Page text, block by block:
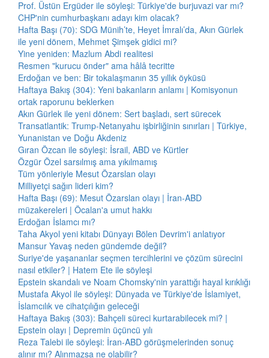
Prof. Üstün Ergüder ile söyleşi: Türkiye'de burjuvazi var mı?
CHP'nin cumhurbaşkanı adayı kim olacak?
Hafta Başı (70): SDG Münih’te, Heyet İmralı’da, Akın Gürlek
ile yeni dönem, Mehmet Şimşek gidici mi?
Yine yeniden: Mazlum Abdi realitesi
Resmen "kurucu önder" ama hâlâ tecritte
Erdoğan ve ben: Bir tokalaşmanın 35 yıllık öyküsü
Haftaya Bakış (304): Yeni bakanların anlamı | Komisyonun
ortak raporunu beklerken
Akın Gürlek ile yeni dönem: Sert başladı, sert sürecek
Transatlantik: Trump-Netanyahu işbirliğinin sınırları | Türkiye,
Yunanistan ve Doğu Akdeniz
Gıran Özcan ile söyleşi: İsrail, ABD ve Kürtler
Özgür Özel sarsılmış ama yıkılmamış
Tüm yönleriyle Mesut Özarslan olayı
Milliyetçi sağın lideri kim?
Hafta Başı (69): Mesut Özarslan olayı | İran-ABD
müzakereleri | Öcalan'a umut hakkı
Erdoğan İslamcı mı?
Taha Akyol yeni kitabı Dünyayı Bölen Devrim'i anlatıyor
Mansur Yavaş neden gündemde değil?
Suriye'de yaşananlar seçmen tercihlerini ve çözüm sürecini
nasıl etkiler? | Hatem Ete ile söyleşi
Epstein skandalı ve Noam Chomsky'nin yarattığı hayal kırıklığı
Mustafa Akyol ile söyleşi: Dünyada ve Türkiye'de İslamiyet,
İslamcılık ve cihatçılığın geleceği
Haftaya Bakış (303): Bahçeli süreci kurtarabilecek mi? |
Epstein olayı | Depremin üçüncü yılı
Reza Talebi ile söyleşi: İran-ABD görüşmelerinden sonuç
alınır mı? Alınmazsa ne olabilir?